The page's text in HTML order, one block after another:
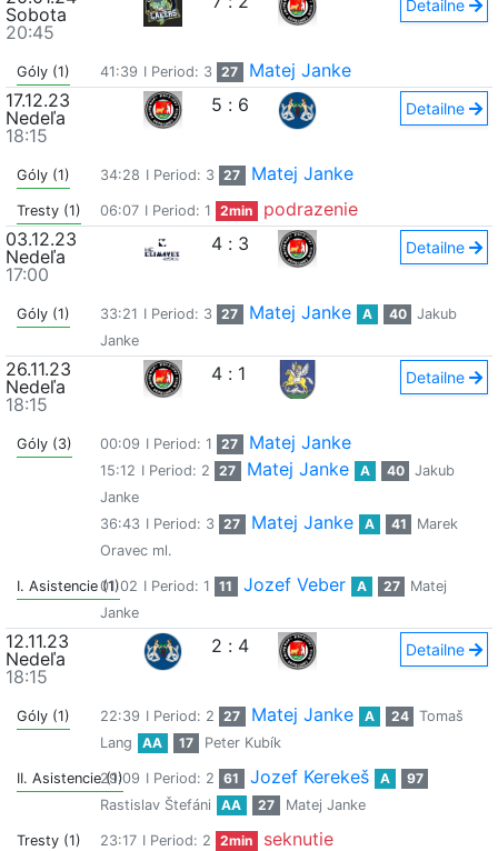
Sobota
20:45
Detailne
Góly (1) 41:39 I Period: 3 27
Matej Janke
17.12.23
Nedeľa
18:15
5 : 6 Detailne
Góly (1) 34:28 I Period: 3 27 Matej Janke
Tresty (1) 06:07 I Period: 1 2min
podrazenie
03.12.23
Nedeľa
17:00
4 : 3 Detailne
Góly (1) 33:21 I Period: 3 27 Matej Janke A 40
Jakub
Janke
26.11.23
Nedeľa
18:15
4 : 1 Detailne
Góly (3) 00:09 I Period: 1 27 Matej Janke
15:12 I Period: 2 27 Matej Janke A 40
Jakub
Janke
36:43 I Period: 3 27 Matej Janke A 41
Marek
Oravec ml.
I. Asistencie (1)01:02 I Period: 1 11 Jozef Veber A 27
Matej
Janke
12.11.23
Nedeľa
18:15
2 : 4 Detailne
Góly (1) 22:39 I Period: 2 27 Matej Janke A 24
Tomaš
Lang
AA 17 Peter Kubík
II. Asistencie (1)
29:09 I Period: 2 61 Jozef Kerekeš A
97
Rastislav Štefáni
AA 27 Matej Janke
Tresty (1) 23:17 I Period: 2 2min
seknutie